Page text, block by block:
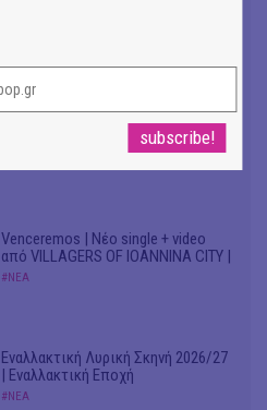
CRACK THE MIRROR - Art of
Dreaming | Νέα κυκλοφορία
Venceremos | Νέο single + video
από VILLAGERS OF IOANNINA CITY |
#ΝΕΑ
Εναλλακτική Λυρική Σκηνή 2026/27
| Εναλλακτική Εποχή
#ΝΕΑ